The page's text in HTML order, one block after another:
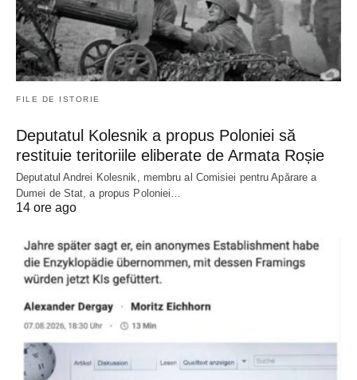
FILE DE ISTORIE
Deputatul Kolesnik a propus Poloniei să
restituie teritoriile eliberate de Armata Roșie
Deputatul Andrei Kolesnik, membru al Comisiei pentru Apărare a
Dumei de Stat, a propus Poloniei…
14 ore ago